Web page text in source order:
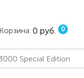
Корзина: 0 руб. 0